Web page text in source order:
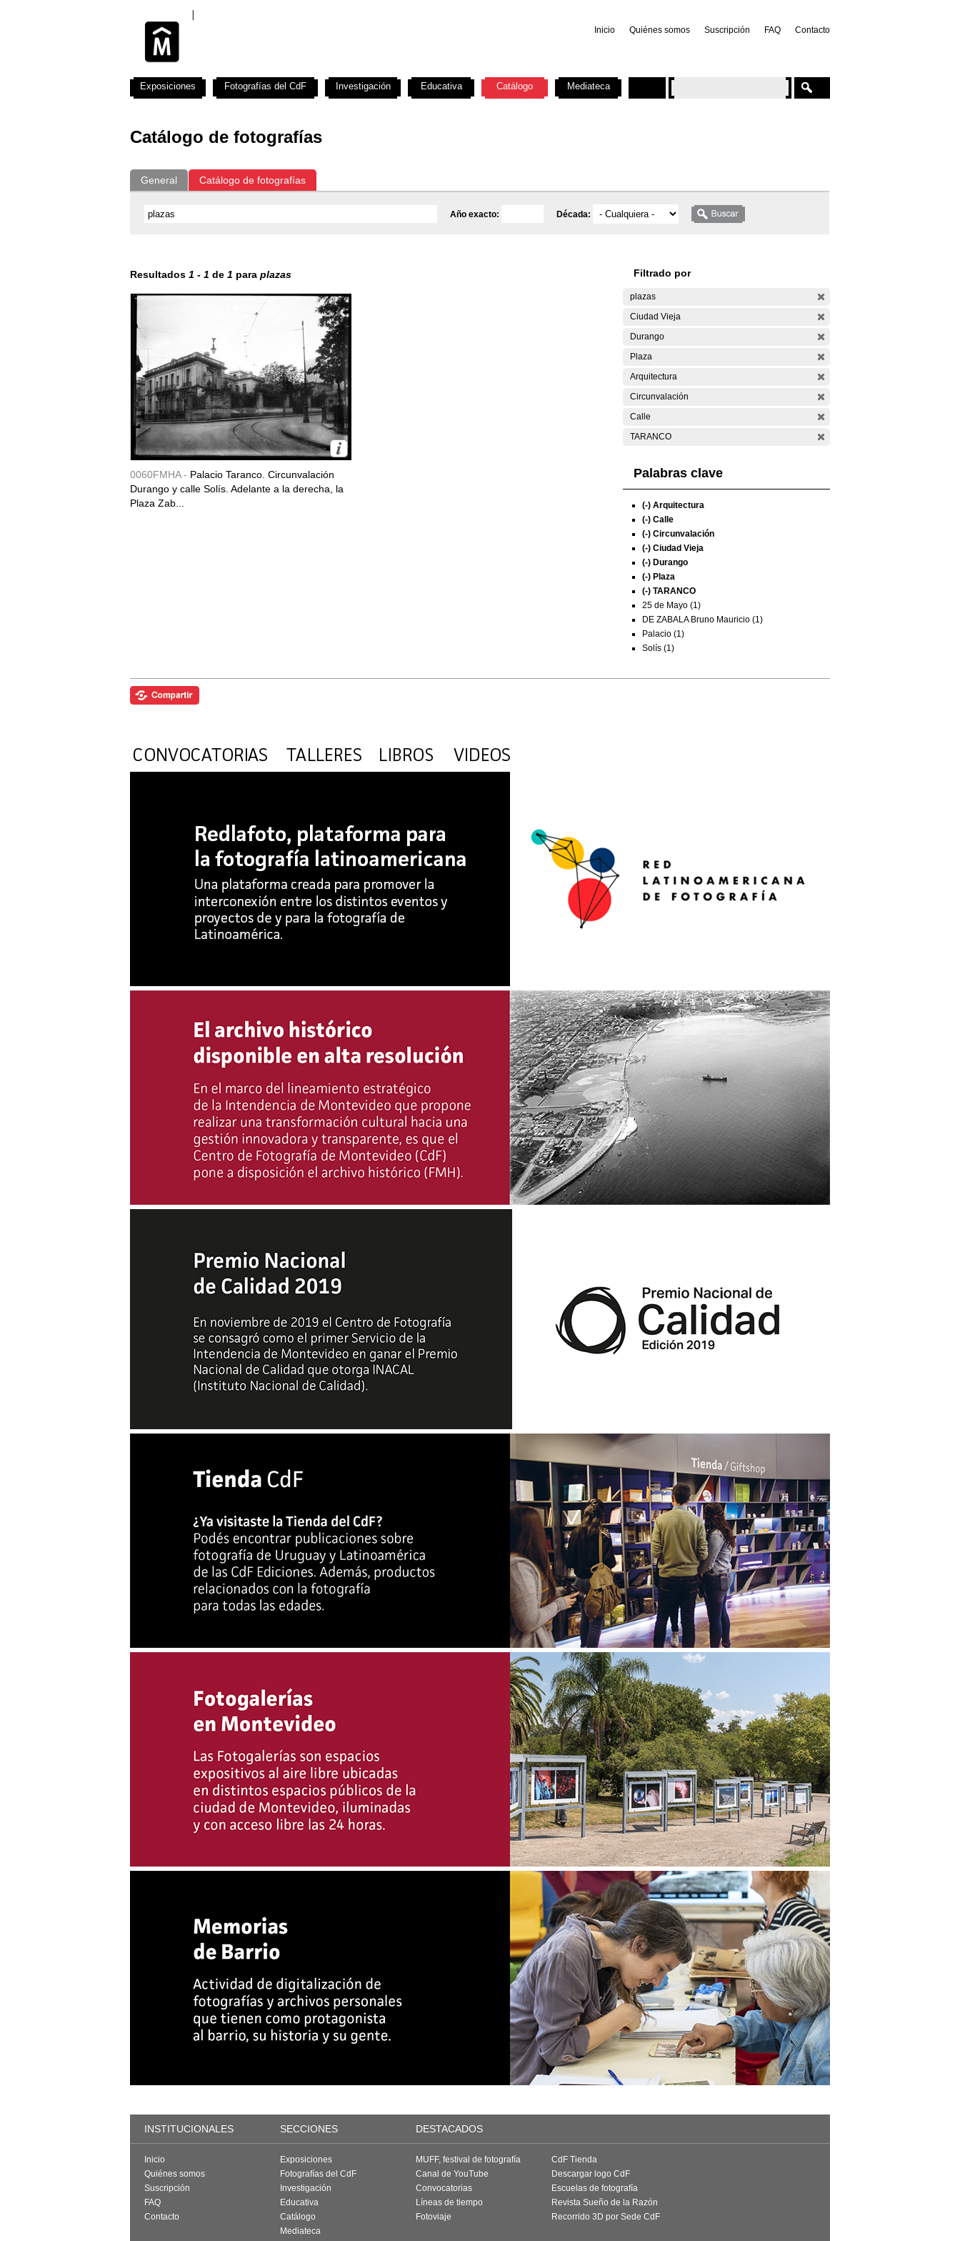
Inicio Quiénes somos Suscripción FAQ Contacto
Catálogo de fotografías
General Catálogo de fotografías
Año exacto: Década:
Resultados 1 - 1 de 1 para plazas
0060FMHA - Palacio Taranco. Circunvalación
Durango y calle Solís. Adelante a la derecha, la
Plaza Zab...
Filtrado por
plazas
Ciudad Vieja
Durango
Plaza
Arquitectura
Circunvalación
Calle
TARANCO
Palabras clave
(-) Arquitectura
(-) Calle
(-) Circunvalación
(-) Ciudad Vieja
(-) Durango
(-) Plaza
(-) TARANCO
25 de Mayo (1)
DE ZABALA Bruno Mauricio (1)
Palacio (1)
Solís (1)
Exposiciones Fotografías del CdF Investigación Educativa Catálogo Mediateca
INSTITUCIONALES SECCIONES DESTACADOS
Inicio
Quiénes somos
Suscripción
FAQ
Contacto
Exposiciones
Fotografías del CdF
Investigación
Educativa
Catálogo
Mediateca
MUFF, festival de fotografía
Canal de YouTube
Convocatorias
Líneas de tiempo
Fotoviaje
CdF Tienda
Descargar logo CdF
Escuelas de fotografía
Revista Sueño de la Razón
Recorrido 3D por Sede CdF